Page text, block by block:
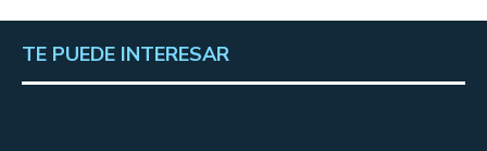
TE PUEDE INTERESAR